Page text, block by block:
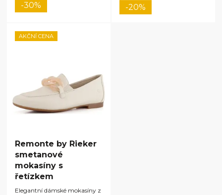
-30%
-20%
AKČNÍ CENA
Remonte by Rieker
smetanové
mokasíny s
řetízkem
Elegantní dámské mokasíny z